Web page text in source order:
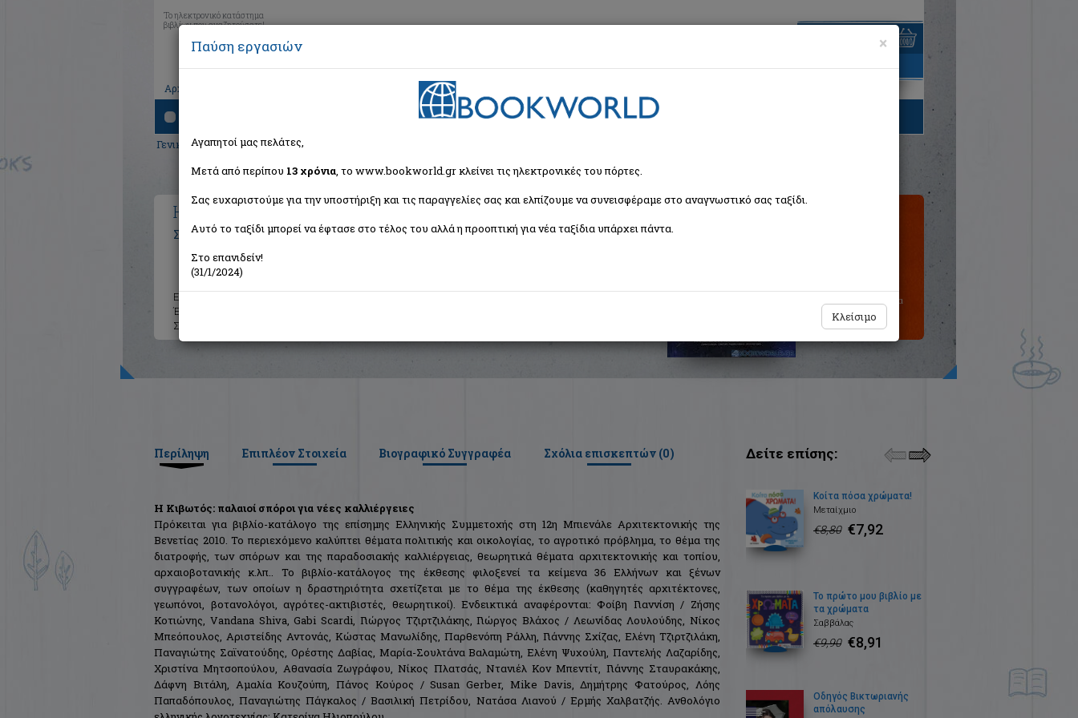
Το ηλεκτρονικό κατάστημα
βιβλίων που αναζητούσατε!
Αρχική
είναι άδειο
Γενικά Βιβλία>Καλές Τέχνες
Η Κιβωτός: παλαιοί σπόροι για νέες καλλιέργειες
Συλλογικό έργο
Εκδότης:
Έτος:
Σελίδες:
Δεν υπάρχει δυνατότητα
παραγγελίας
Περίληψη Επιπλέον Στοιχεία Βιογραφικό Συγγραφέα Σχόλια επισκεπτών (0)
Η Κιβωτός: παλαιοί σπόροι για νέες καλλιέργειες
Πρόκειται για βιβλίο-κατάλογο της επίσημης Ελληνικής Συμμετοχής στη 12η Μπιενάλε Αρχιτεκτονικής της
Βενετίας 2010. Το περιεχόμενο καλύπτει θέματα πολιτικής και οικολογίας, το αγροτικό πρόβλημα, το θέμα της
διατροφής, των σπόρων και της παραδοσιακής καλλιέργειας, θεωρητικά θέματα αρχιτεκτονικής και τοπίου,
αρχαιοβοτανικής κ.λπ.. Το βιβλίο-κατάλογος της έκθεσης φιλοξενεί τα κείμενα 36 Ελλήνων και ξένων
συγγραφέων, των οποίων η δραστηριότητα σχετίζεται με το θέμα της έκθεσης (καθηγητές αρχιτέκτονες,
γεωπόνοι, βοτανολόγοι, αγρότες-ακτιβιστές, θεωρητικοί). Ενδεικτικά αναφέρονται: Φοίβη Γιαννίση / Ζήσης
Κοτιώνης, Vandana Shiva, Gabi Scardi, Γιώργος Τζιρτζιλάκης, Γιώργος Βλάχος / Λεωνίδας Λουλούδης, Νίκος
Μπεόπουλος, Αριστείδης Αντονάς, Κώστας Μανωλίδης, Παρθενόπη Ράλλη, Γιάννης Σχίζας, Ελένη Τζιρτζιλάκη,
Παναγιώτης Σαϊνατούδης, Ορέστης Δαβίας, Μαρία-Σουλτάνα Βαλαμώτη, Ελένη Ψυχούλη, Παντελής Λαζαρίδης,
Χριστίνα Mητσοπούλου, Αθανασία Ζωγράφου, Νίκος Πλατσάς, Ντανιέλ Κον Μπεντίτ, Γιάννης Σταυρακάκης,
Δάφνη Βιτάλη, Αμαλία Κουζούπη, Πάνος Κούρος / Susan Gerber, Mike Davis, Δημήτρης Φατούρος, Λόης
Παπαδόπουλος, Παναγιώτης Πάγκαλος / Βασιλική Πετρίδου, Νατάσα Λιανού / Ερμής Χαλβατζής. Ανθολόγιο
Δείτε επίσης:
Κοίτα πόσα χρώματα!
Μεταίχμιο
€8,80 €7,92
Το πρώτο μου βιβλίο με
τα χρώματα
Σαββάλας
€9,90 €8,91
Οδηγός Βικτωριανής
απόλαυσης
×
Παύση εργασιών
Αγαπητοί μας πελάτες,
Μετά από περίπου 13 χρόνια, το www.bookworld.gr κλείνει τις ηλεκτρονικές του πόρτες.
Σας ευχαριστούμε για την υποστήριξη και τις παραγγελίες σας και ελπίζουμε να συνεισφέραμε στο αναγνωστικό σας ταξίδι.
Αυτό το ταξίδι μπορεί να έφτασε στο τέλος του αλλά η προοπτική για νέα ταξίδια υπάρχει πάντα.
Στο επανιδείν!
(31/1/2024)
Κλείσιμο